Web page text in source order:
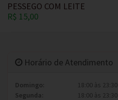
PESSEGO COM LEITE
R$ 15,00
Horário de Atendimento
Domingo:
18:00 às 23:30
Segunda:
18:00 às 23:30